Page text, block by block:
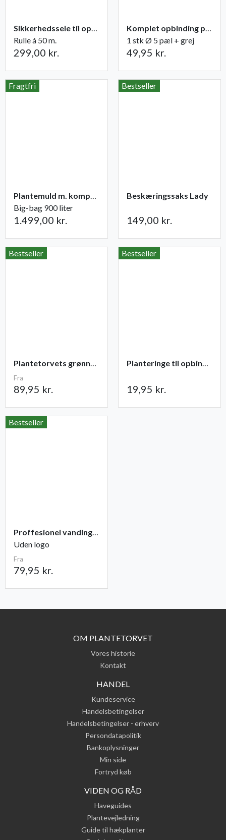
Sikkerhedssele til opbinding
Rulle á 50 m.
299,00 kr.
Komplet opbinding pæl + grej til træer
1 stk Ø 5 pæl + grej
49,95 kr.
Fragtfri
Plantemuld m. kompost fra Champost
Big-bag 900 liter
1.499,00 kr.
Bestseller
Beskæringssaks Lady
149,00 kr.
Bestseller
Plantetorvets grønne vandingspose 75 liter
Fra
89,95 kr.
Bestseller
Planteringe til opbinding 30 stk
19,95 kr.
Bestseller
Proffesionel vandingspose 100 liter
Uden logo
Fra
79,95 kr.
OM PLANTETORVET
Vores historie
Kontakt
HANDEL
Kundeservice
Handelsbetingelser
Handelsbetingelser - erhverv
Persondatapolitik
Bankoplysninger
Min side
Fortryd køb
VIDEN OG RÅD
Haveguides
Plantevejledning
Guide til hækplanter